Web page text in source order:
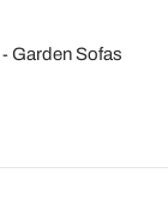
Garden Sofas